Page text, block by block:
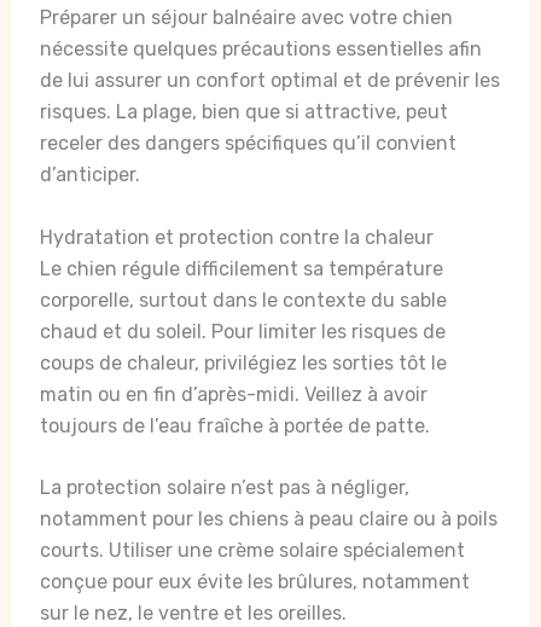
Préparer un séjour balnéaire avec votre chien
nécessite quelques précautions essentielles afin
de lui assurer un confort optimal et de prévenir les
risques. La plage, bien que si attractive, peut
receler des dangers spécifiques qu’il convient
d’anticiper.
Hydratation et protection contre la chaleur
Le chien régule difficilement sa température
corporelle, surtout dans le contexte du sable
chaud et du soleil. Pour limiter les risques de
coups de chaleur, privilégiez les sorties tôt le
matin ou en fin d’après-midi. Veillez à avoir
toujours de l’eau fraîche à portée de patte.
La protection solaire n’est pas à négliger,
notamment pour les chiens à peau claire ou à poils
courts. Utiliser une crème solaire spécialement
conçue pour eux évite les brûlures, notamment
sur le nez, le ventre et les oreilles.